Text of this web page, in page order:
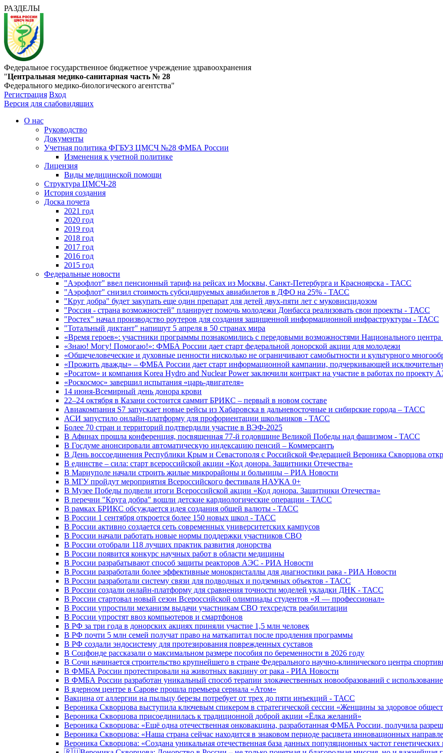
РАЗДЕЛЫ
Федеральное государственное бюджетное учреждение здравоохранения
"Центральная медико-санитарная часть № 28
Федерального медико-биологического агентства"
Регистрация Вход
Версия для слабовидящих
О нас
Руководство
Документы
Учетная политика ФГБУЗ ЦМСЧ №28 ФМБА России
Изменения к учетной политике
Лицензия
Виды медицинской помощи
Структура ЦМСЧ-28
История создания
Доска почета
2021 год
2020 год
2019 год
2018 год
2017 год
2016 год
2015 год
Федеральные новости
"Аэрофлот" ввел пенсионный тариф на рейсах из Москвы, Санкт-Петербурга и Красноярска - ТАСС
"Аэрофлот" снизил стоимость субсидируемых авиабилетов в ДФО на 25% - ТАСС
"Круг добра" будет закупать еще один препарат для детей двух-пяти лет с муковисцидозом
"Россия - страна возможностей" планирует помочь молодежи Донбасса реализовать свои проекты - ТАСС
"Ростех" начал производство роутеров для создания защищенной информационной инфраструктуры - ТАСС
"Тотальный диктант" напишут 5 апреля в 50 странах мира
«Время героев»: участники программы познакомились с передовыми возможностями Национального
«Знаю! Могу! Помогаю!»: ФМБА России дает старт федеральной донорской акции для молодежи
«Общечеловеческие и духовные ценности нисколько не ограничивают самобытности и культурного
«Прожить дважды» – ФМБА России дает старт информационной кампании, подчеркивающей
«Росатом» и компания Korea Hydro and Nuclear Power заключили контракт на участие в работах по проекту
«Роскосмос» завершил испытания «царь-двигателя»
14 июня-Всемирный день донора крови
22–24 октября в Казани состоится саммит БРИКС – первый в новом составе
Авиакомпания S7 запускает новые рейсы из Хабаровска в дальневосточные и сибирские города – ТАСС
АСИ запустило онлайн-платформу для профориентации школьников - ТАСС
Более 70 стран и территорий подтвердили участие в ВЭФ-2025
В Афинах прошла конференция, посвященная 77-й годовщине Великой Победы над фашизмом - ТАСС
В Госдуме анонсировали автоматическую индексацию пенсий – Коммерсантъ
В День воссоединения Республики Крым и Севастополя с Российской Федерацией Вероника Скворцова
В единстве – сила: старт всероссийской акции «Код донора. Защитники Отечества»
В Мариуполе начали строить жилые микрорайоны и больницы – РИА Новости
В МГУ пройдут мероприятия Всероссийского фестиваля НАУКА 0+
В Музее Победы подвели итоги Всероссийской акции «Код донора. Защитники Отечества»
В перечни "Круга добра" вошли детские кардиологические операции - ТАСС
В рамках БРИКС обсуждается идея создания общей валюты - ТАСС
В России 1 сентября откроется более 150 новых школ - ТАСС
В России активно создается сеть современных университетских кампусов
В России начали работать новые нормы поддержки участников СВО
В России отобрали 118 лучших практик развития донорства
В России появится конкурс научных работ в области медицины
В России разрабатывают способ защиты реакторов АЭС - РИА Новости
В России разработали более эффективные монокристаллы для диагностики рака - РИА Новости
В России разработали систему связи для подводных и подземных объектов - ТАСС
В России создали онлайн-платформу для сравнения точности моделей укладки ДНК - ТАСС
В России стартовал новый сезон Всероссийской олимпиады студентов «Я — профессионал»
В России упростили механизм выдачи участникам СВО техсредств реабилитации
В России упростят ввоз компьютеров и смартфонов
В РФ за три года в донорских акциях приняли участие 1,5 млн человек
В РФ почти 5 млн семей получат право на маткапитал после продления программы
В РФ создали эндосистему для протезирования поврежденных суставов
В Соцфонде рассказали о максимальном размере пособия по беременности в 2026 году
В Сочи начинается строительство крупнейшего в стране Федерального научно-клинического центра
В ФМБА России протестировали на животных вакцину от рака - РИА Новости
В ФМБА России разработан уникальный способ терапии злокачественных новообразований с
В ядерном центре в Сарове прошла премьера сериала «Атом»
Вакцина от аллергии на пыльцу березы потребует от трех до пяти инъекций - ТАСС
Вероника Скворцова выступила ключевым спикером в стратегической сессии «Женщины за здоровое
Вероника Скворцова присоединилась к традиционной доброй акции «Ёлка желаний»
Вероника Скворцова: «Ещё одна отечественная онковакцина, разработанная ФМБА России, получила
Вероника Скворцова: «Наша страна сейчас находится в знаковом периоде расцвета инновационных
Вероника Скворцова: «Создана уникальная отечественная база данных популяционных частот генетических